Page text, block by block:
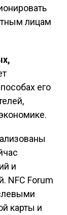
лицам
его
и
NFC Forum
карты и